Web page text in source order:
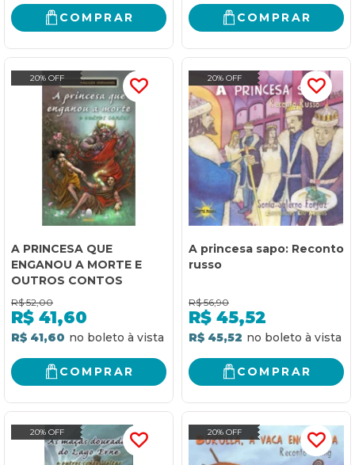
COMPRAR COMPRAR
20% OFF
A PRINCESA QUE
ENGANOU A MORTE E
OUTROS CONTOS
R$ 52,00
R$ 41,60
R$ 41,60
COMPRAR
20% OFF
A princesa sapo: Reconto
russo
R$ 56,90
R$ 45,52
R$ 45,52
COMPRAR
20% OFF 20% OFF